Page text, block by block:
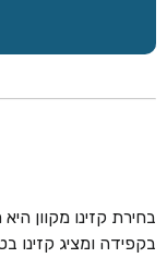
בקפידה ומציג קזינו